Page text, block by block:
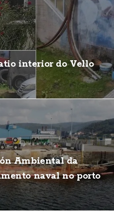
interior do Vello
Ambiental da
naval no porto